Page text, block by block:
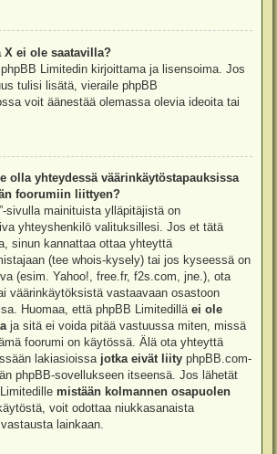
ei ole saatavilla?
Limitedin kirjoittama ja lisensoima. Jos
tulisi lisätä, vieraile phpBB
voit äänestää olemassa olevia ideoita tai
olla yhteydessä väärinkäytöstapauksissa
foorumiin liittyen?
sivulla mainituista ylläpitäjistä on
yhteyshenkilö valituksillesi. Jos et tätä
sinun kannattaa ottaa yhteyttä
(tee whois-kysely) tai jos kyseessä on
(esim. Yahoo!, free.fr, f2s.com, jne.), ota
väärinkäytöksistä vastaavaan osastoon
Huomaa, että phpBB Limitedillä ei ole
ja sitä ei voida pitää vastuussa miten, missä
foorumi on käytössä. Älä ota yhteyttä
lakiasioissa jotka eivät liity phpBB.com-
phpBB-sovellukseen itseensä. Jos lähetät
mistään kolmannen osapuolen
voit odottaa niukkasanaista
lainkaan.